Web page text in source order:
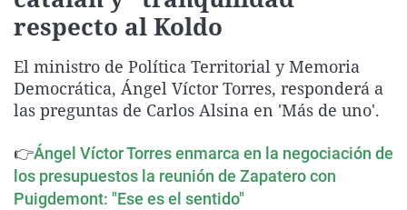
Como el perro y el
Equipo de
Operación Viuda
La Rioja
Navarra
País Vasco
Elecciones
respecto al Koldo
El ministro de Política Territorial y Memoria
Democrática, Ángel Víctor Torres, responderá a
las preguntas de Carlos Alsina en 'Más de uno'.
👉Ángel Víctor Torres enmarca en la negociación de
los presupuestos la reunión de Zapatero con
Puigdemont: "Ese es el sentido"